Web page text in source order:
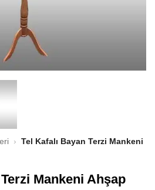
›
Tel Kafalı Bayan Terzi Mankeni
Mankeni Ahşap